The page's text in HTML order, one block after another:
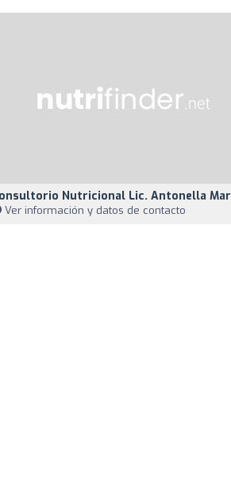
Nutricional Lic. Antonella
Ver información y datos de contacto